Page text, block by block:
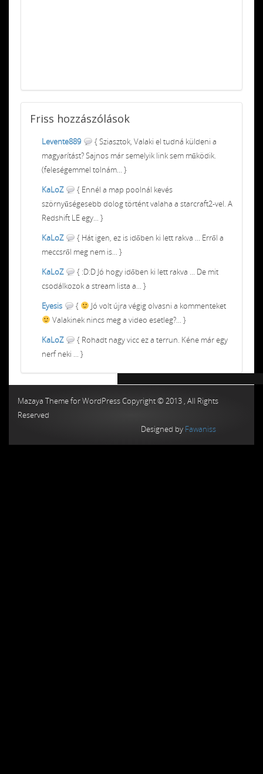
Friss hozzászólások
Levente889
{ Sziasztok, Valaki el tudná küldeni a
magyarítást? Sajnos már semelyik link sem működik.
(feleségemmel tolnám... }
KaLoZ
{ Ennél a map poolnál kevés
szörnyűségesebb dolog történt valaha a starcraft2-vel. A
Redshift LE egy... }
KaLoZ
{ Hát igen, ez is időben ki lett rakva ... Erről a
meccsről meg nem is... }
KaLoZ
{ :D:D Jó hogy időben ki lett rakva ... De mit
csodálkozok a stream lista a... }
Eyesis
{
Jó volt újra végig olvasni a kommenteket
Valakinek nincs meg a video esetleg?... }
KaLoZ
{ Rohadt nagy vicc ez a terrun. Kéne már egy
nerf neki ... }
Mazaya Theme for WordPress Copyright © 2013 , All Rights
Reserved
Designed by Fawaniss